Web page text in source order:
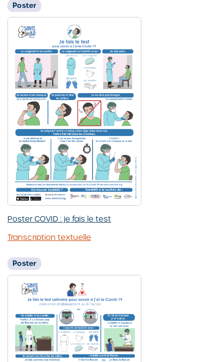
Poster
Poster COVID : je fais le test
Transcription textuelle
Poster